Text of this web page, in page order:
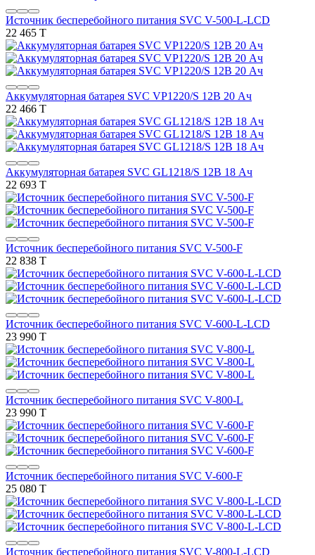
Источник бесперебойного питания SVC V-500-L-LCD
22 465 T
Аккумуляторная батарея SVC VP1220/S 12В 20 Ач
22 466 T
Аккумуляторная батарея SVC GL1218/S 12В 18 Ач
22 693 T
Источник бесперебойного питания SVC V-500-F
22 838 T
Источник бесперебойного питания SVC V-600-L-LCD
23 990 T
Источник бесперебойного питания SVC V-800-L
23 990 T
Источник бесперебойного питания SVC V-600-F
25 080 T
Источник бесперебойного питания SVC V-800-L-LCD